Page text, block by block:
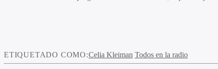
ETIQUETADO COMO:Celia Kleiman Todos en la radio